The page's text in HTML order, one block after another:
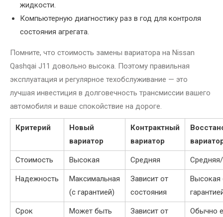
жидкости.
Компьютерную диагностику раз в год для контроля
состояния агрегата.
Помните, что стоимость замены вариатора на Nissan
Qashqai J11 довольно высока. Поэтому правильная
эксплуатация и регулярное техобслуживание — это
лучшая инвестиция в долговечность трансмиссии вашего
автомобиля и ваше спокойствие на дороге.
Критерий
Новый
вариатор
Контрактный
вариатор
Стоимость Высокая Средняя
Надежность
Максимальная
(с гарантией)
Зависит от
состояния
Высокая
Срок
Может быть
Зависит от
Обычно